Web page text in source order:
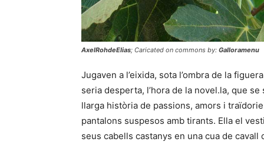
AxelRohdeElias; Caricated on commons by: Galloramenu
Jugaven a l’eixida, sota l’ombra de la
seria desperta, l’hora de la novel.la, que
llarga història de passions, amors i
pantalons suspesos amb tirants. Ella el
seus cabells castanys en una cua de